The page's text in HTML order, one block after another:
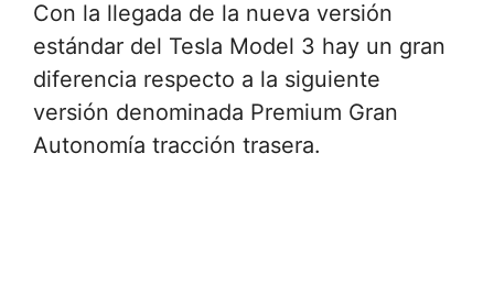
Con la llegada de la nueva versión
estándar del Tesla Model 3 hay un gran
diferencia respecto a la siguiente
versión denominada Premium Gran
Autonomía tracción trasera.